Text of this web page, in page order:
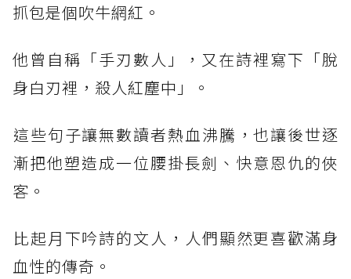
抓包是個吹牛網紅。
他曾自稱「手刃數人」，又在詩裡寫下「脫
身白刃裡，殺人紅塵中」。
​這些句子讓無數讀者熱血沸騰，也讓後世逐
漸把他塑造成一位腰掛長劍、快意恩仇的俠
客。
​比起月下吟詩的文人，人們顯然更喜歡滿身
血性的傳奇。